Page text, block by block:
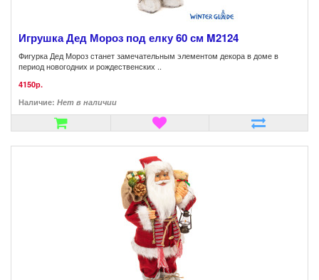
Игрушка Дед Мороз под елку 60 см M2124
Фигурка Дед Мороз станет замечательным элементом декора в доме в
период новогодних и рождественских ..
4150р.
Наличие: Нет в наличии